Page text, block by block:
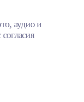
аудио и